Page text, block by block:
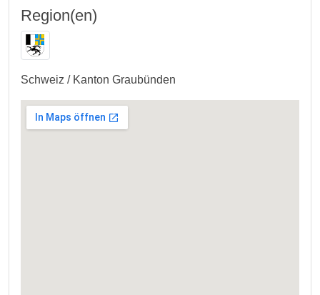
Region(en)
Schweiz / Kanton Graubünden